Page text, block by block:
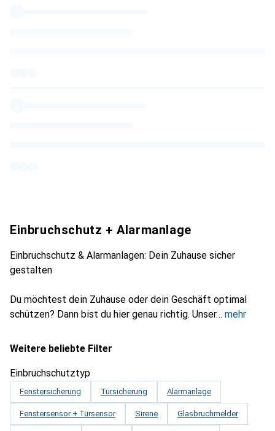
Einbruchschutz + Alarmanlage
Einbruchschutz & Alarmanlagen: Dein Zuhause sicher
gestalten
Du möchtest dein Zuhause oder dein Geschäft optimal
schützen? Dann bist du hier genau richtig. Unser
mehr
Weitere beliebte Filter
Einbruchschutztyp
Fenstersicherung Türsicherung Alarmanlage
Fenstersensor + Türsensor Sirene Glasbruchmelder